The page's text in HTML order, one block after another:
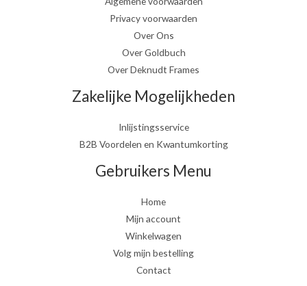
Privacy voorwaarden
Over Ons
Over Goldbuch
Over Deknudt Frames
Zakelijke Mogelijkheden
Inlijstingsservice
B2B Voordelen en Kwantumkorting
Gebruikers Menu
Home
Mijn account
Winkelwagen
Volg mijn bestelling
Contact